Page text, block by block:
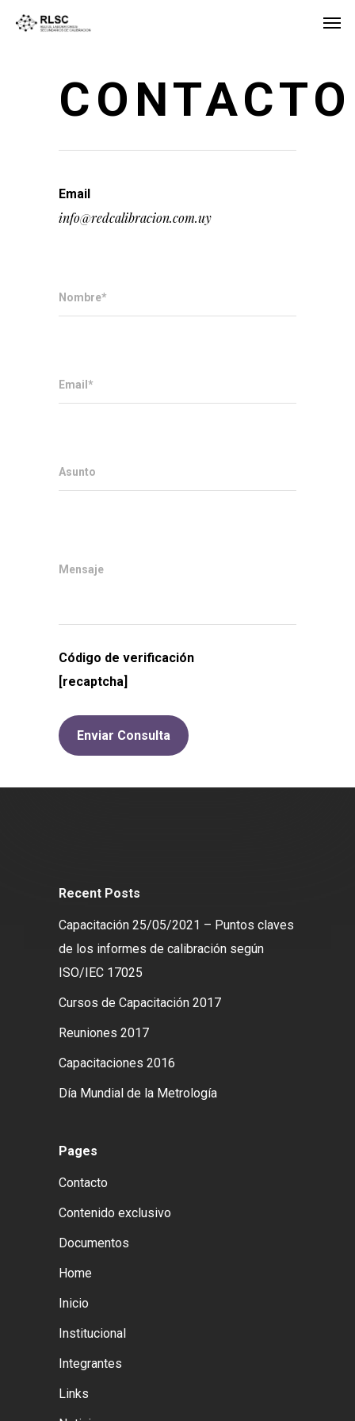
CONTACTO
Email
info@redcalibracion.com.uy
Nombre*
Email*
Asunto
Mensaje
Código de verificación
[recaptcha]
Recent Posts
Capacitación 25/05/2021 – Puntos claves
de los informes de calibración según
ISO/IEC 17025
Cursos de Capacitación 2017
Reuniones 2017
Capacitaciones 2016
Día Mundial de la Metrología
Pages
Contacto
Contenido exclusivo
Documentos
Home
Inicio
Institucional
Integrantes
Links